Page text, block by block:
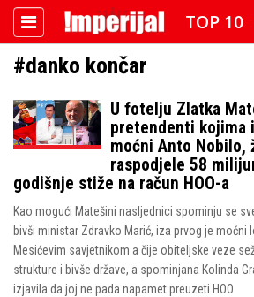
TOP 10
DETEKTOR
FOTO SPECIJAL
IMPERIJAL VIDEO
RADAR
IMPERIJAL & FREETIME
IMPERIJALOVE POZNATE
#danko končar
U fotelju Zlatka
pretendenti kojima
moćni Anto Nobilo,
raspodjele 58
godišnje stiže na račun HOO-a
Kao mogući Matešini nasljednici spominju se
bivši ministar Zdravko Marić, iza prvog je moćni
Mesićevim savjetnikom a čije obiteljske veze
strukture i bivše države, a spominjana Kolinda
izjavila da joj ne pada napamet preuzeti HOO